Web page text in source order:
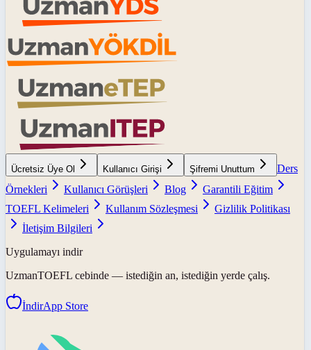
Ücretsiz Üye Ol Kullanıcı Girişi Şifremi Unuttum
Ders
Örnekleri
Kullanıcı Görüşleri Blog
Garantili Eğitim
TOEFL Kelimeleri
Kullanım Sözleşmesi
Gizlilik Politikası
İletişim Bilgileri
Uygulamayı indir
UzmanTOEFL cebinde — istediğin an, istediğin yerde çalış.
İndirApp Store